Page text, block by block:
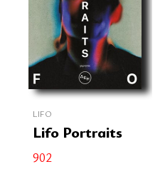
LIFO
Lifo Portraits
902